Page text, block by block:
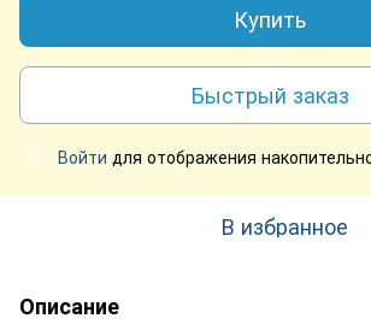
Купить
Быстрый заказ
% Войти для отображения
В избранное
Описание